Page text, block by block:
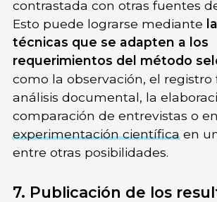
contrastada con otras fuentes
Esto puede lograrse mediante
técnicas que se adapten a los
requerimientos del método
como la observación, el registro
análisis documental, la
comparación de entrevistas o
experimentación científicaen
entre otras posibilidades.
7. Publicación de los